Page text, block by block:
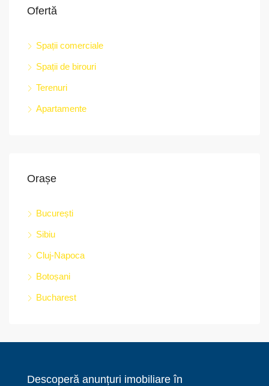
Ofertă
Spații comerciale
Spații de birouri
Terenuri
Apartamente
Orașe
București
Sibiu
Cluj-Napoca
Botoșani
Bucharest
Descoperă anunțuri imobiliare în